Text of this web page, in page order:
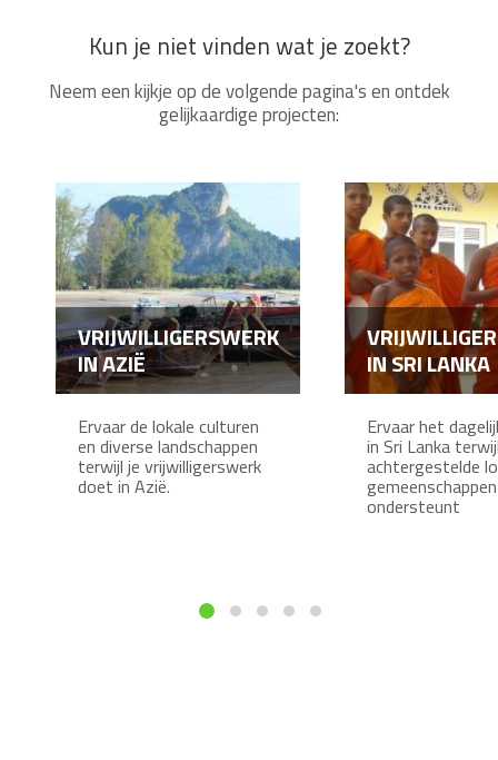
Kun je niet vinden wat je zoekt?
Neem een kijkje op de volgende pagina's en ontdek
gelijkaardige projecten:
VRIJWILLIGERSWERK
IN AZIË
Ervaar de lokale culturen
en diverse landschappen
terwijl je vrijwilligerswerk
doet in Azië.
IN SRI LANKA
Ervaar het
in Sri Lanka
achtergestelde
gemeenschappen
ondersteunt